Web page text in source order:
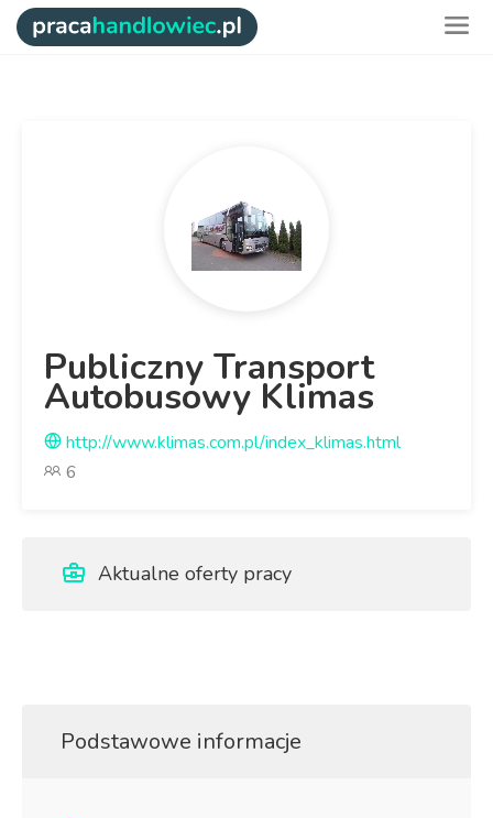
Publiczny Transport
Autobusowy Klimas
http://www.klimas.com.pl/index_klimas.html
6
Aktualne oferty pracy
Podstawowe informacje